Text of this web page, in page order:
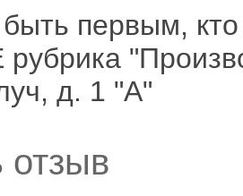
первым,
д. 1 "А"
отзыв